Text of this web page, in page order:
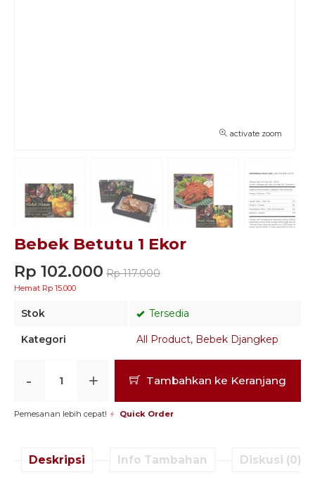
activate zoom
Bebek Betutu 1 Ekor
Rp 102.000 Rp 117.000
Hemat Rp 15.000
Stok Tersedia
Kategori All Product, Bebek Djangkep
- + Tambahkan ke Keranjang
Pemesanan lebih cepat! Quick Order
Deskripsi Info Tambahan Diskusi (0)